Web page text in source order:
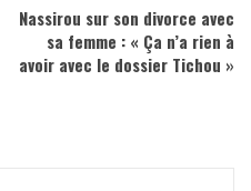
Nassirou sur son divorce avec
sa femme : « Ça n’a rien à
avoir avec le dossier Tichou »